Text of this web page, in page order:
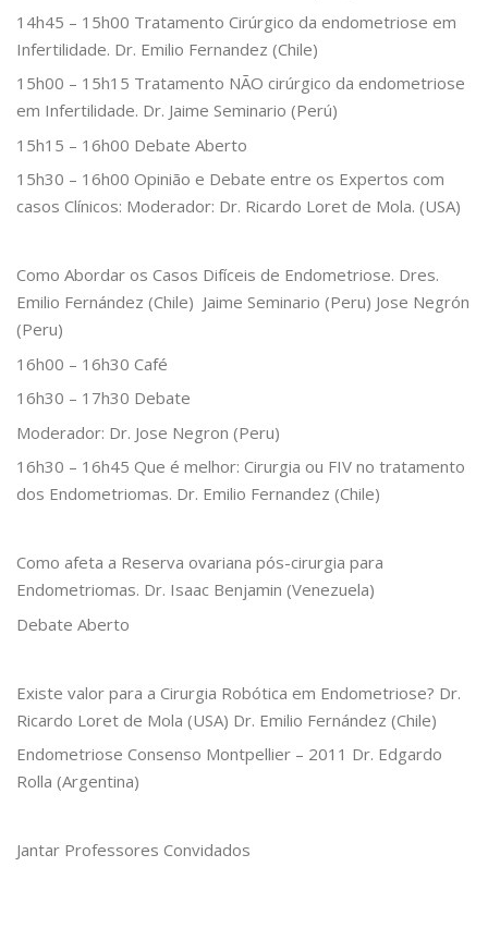
14h45 – 15h00 Tratamento Cirúrgico da endometriose em
Infertilidade. Dr. Emilio Fernandez (Chile)
15h00 – 15h15 Tratamento NÃO cirúrgico da endometriose
em Infertilidade. Dr. Jaime Seminario (Perú)
15h15 – 16h00 Debate Aberto
15h30 – 16h00 Opinião e Debate entre os Expertos com
casos Clínicos: Moderador: Dr. Ricardo Loret de Mola. (USA)
Como Abordar os Casos Difíceis de Endometriose. Dres.
Emilio Fernández (Chile) Jaime Seminario (Peru) Jose Negrón
(Peru)
16h00 – 16h30 Café
16h30 – 17h30 Debate
Moderador: Dr. Jose Negron (Peru)
16h30 – 16h45 Que é melhor: Cirurgia ou FIV no tratamento
dos Endometriomas. Dr. Emilio Fernandez (Chile)
Como afeta a Reserva ovariana pós-cirurgia para
Endometriomas. Dr. Isaac Benjamin (Venezuela)
Debate Aberto
Existe valor para a Cirurgia Robótica em Endometriose? Dr.
Ricardo Loret de Mola (USA) Dr. Emilio Fernández (Chile)
Endometriose Consenso Montpellier – 2011 Dr. Edgardo
Rolla (Argentina)
Jantar Professores Convidados